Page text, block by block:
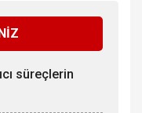
süreçlerin